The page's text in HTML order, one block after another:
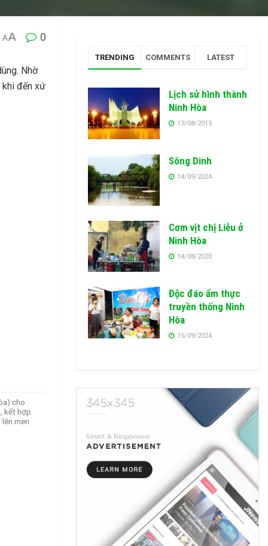
AA 0
Nhờ
khi đến xứ
cho
kết hợp
men
TRENDING COMMENTS LATEST
Lịch sử hình thành
Ninh Hòa
13/08/2015
Sông Dinh
14/09/2024
Cơm vịt chị Liễu ở
Ninh Hòa
14/08/2020
Độc đáo ẩm thực
truyền thống Ninh
Hòa
15/09/2024